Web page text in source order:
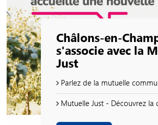
Châlons-en-
s'associe avec la
Just
Parlez de la mutuelle communale à vos proches et
Mutuelle Just - Découvrez la couverture santé